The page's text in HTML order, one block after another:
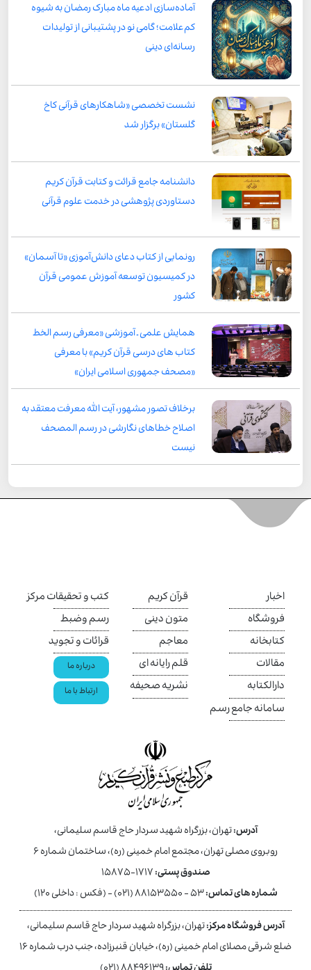
آماده‌سازی ادعیه ماه مبارک رمضان به شیوه
کم‌علامت؛ گامی نو در پشتیبانی از تولیدات
رسانه‌ای دینی
نشست تخصصی «شاهکارهای قرآنی کاخ
گلستان» برگزار شد
دانشنامه جامع قرائت و کتابت قرآن کریم
دستاوردی پژوهشی در خدمت علوم قرآنی
رونمایی از کتاب دعای دانش‌آموزی «تا آسمان»
در کمیسیون توسعه آموزش عمومی قرآن
کشور
همایش علمی ـ آموزشی «معرفی رسم الخط
کتاب های درسی قرآن کریم» با معرفی
«مصحف جمهوری اسلامی ایران»
برخلاف تصور مشهور، آیت الله معرفت معتقد به
اصلاح خطاهای نگارشی در رسم المصحف
نیست
اخبار
فروشگاه
کتابخانه
مقالات
دارالکتابه
سامانه جامع رسم
قرآن کریم
متون دینی
معاجم
قلم رایانه ای
نشریه صحیفه
کتب و تحقیقات مرکز
رسم وضبط
قرائات و تجوید
درباره ما
ارتباط با ما
آدرس:تهران، بزرگراه شهید سردار حاج قاسم سلیمانی،
روبروی مصلی تهران، مجتمع امام خمینی (ره)، ساختمان شماره ۶
صندوق پستی:۱۷۱۷-۱۵۸۷۵
شماره های تماس:۵۳ - ۸۸۱۵۳۵۵۰ (۰۲۱) - (فکس : داخلی ۱۲۰)
آدرس فروشگاه مرکز:تهران، بزرگراه شهید سردار حاج قاسم سلیمانی،
ضلع شرقی مصلای امام خمینی (ره)، خیابان قنبرزاده، جنب درب شماره ۱۶